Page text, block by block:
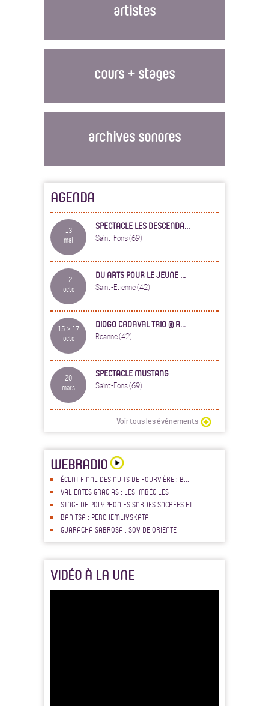
artistes
cours + stages
archives sonores
AGENDA
13
mai
SPECTACLE LES DESCENDA...
Saint-Fons (69)
12
octo
DU ARTS POUR LE JEUNE ...
Saint-Etienne (42)
15 > 17
octo
DIOGO CADAVAL TRIO @ R...
Roanne (42)
20
mars
SPECTACLE MUSTANG
Saint-Fons (69)
Voir tous les événements
WEBRADIO
ÉCLAT FINAL DES NUITS DE FOURVIÈRE : B...
VALIENTES GRACIAS : LES IMBÉCILES
STAGE DE POLYPHONIES SARDES SACRÉES ET ...
BANITSA : PERCHEMLIYSKATA
GUARACHA SABROSA : SOY DE ORIENTE
VIDÉO À LA UNE